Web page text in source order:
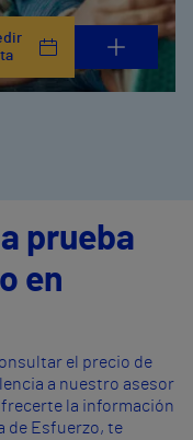
prueba
en
el precio de
a nuestro asesor
la información
de Esfuerzo, te